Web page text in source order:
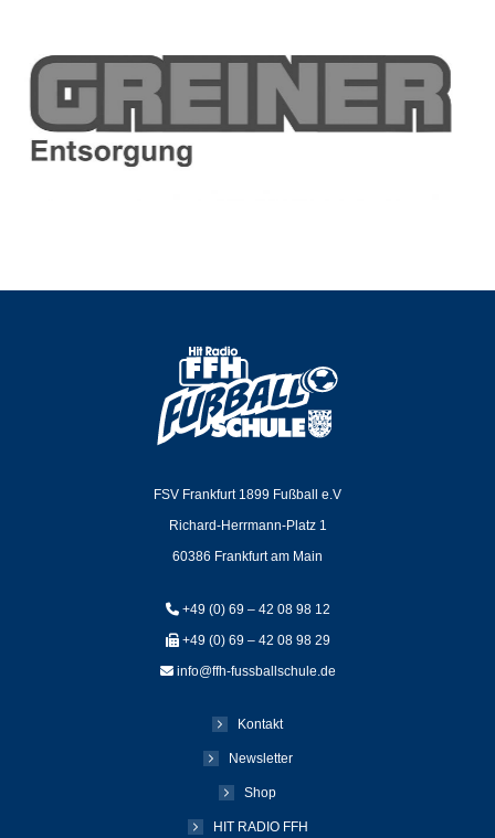
FSV Frankfurt 1899 Fußball e.V
Richard-Herrmann-Platz 1
60386 Frankfurt am Main
+49 (0) 69 – 42 08 98 12
+49 (0) 69 – 42 08 98 29
info@ffh-fussballschule.de
Kontakt
Newsletter
Shop
HIT RADIO FFH